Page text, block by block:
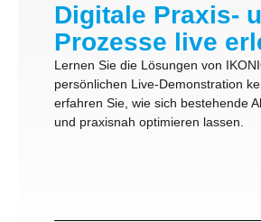
Digitale Praxis-
Prozesse live
Lernen Sie die Lösungen von
persönlichen Live-Demonstration
erfahren Sie, wie sich bestehende
und praxisnah optimieren lassen.